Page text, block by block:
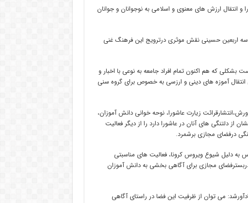
انتقال ارزش های معنوی و اسلامی به نوجوانان و جوانان
اربعین حسینی نقش موثری درترویج این فرهنگ غنی
که هم اکنون تمام افراد جامعه به نوعی با اخبار و
انتقال آموزه های دینی و ارزسی به خصوص برای گروه سنی
زیارت عاشورا، نوحه خوانی دانش آموزان،
از دلتنگی های آنان در عاشورا دارد را از دیگر فعالیت
درفضای مجازی برشمرد.
به دلیل شیوع ویروس کرونا، فعالیت های مناسبتی
مجازی برای آگاهی بخشی به دانش آموزان
می توان از ظرفیت این فضا در راستای آگاهی